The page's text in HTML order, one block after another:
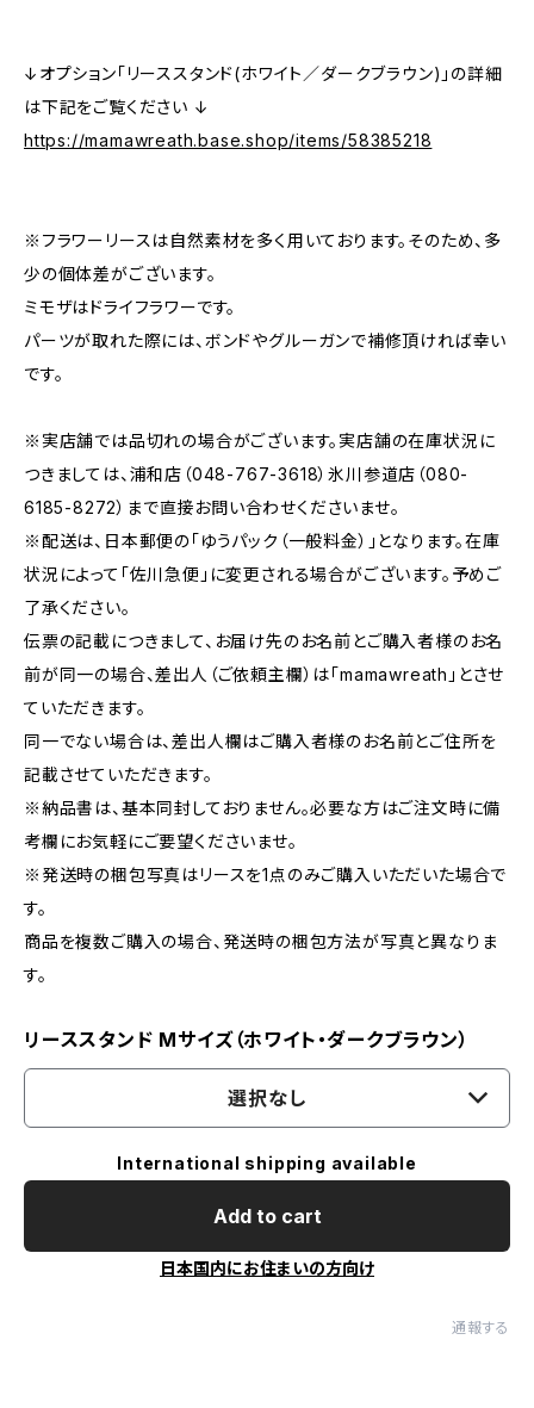
↓オプション「リーススタンド(ホワイト／ダークブラウン)」の詳細
は下記をご覧ください ↓
https://mamawreath.base.shop/items/58385218
※フラワーリースは自然素材を多く用いております。そのため、多
少の個体差がございます。
ミモザはドライフラワーです。
パーツが取れた際には、ボンドやグルーガンで補修頂ければ幸い
です。
※実店舗では品切れの場合がございます。実店舗の在庫状況に
つきましては、浦和店（048-767-3618）氷川参道店（080-
6185-8272）まで直接お問い合わせくださいませ。
※配送は、日本郵便の「ゆうパック（一般料金）」となります。在庫
状況によって「佐川急便」に変更される場合がございます。予めご
了承ください。
伝票の記載につきまして、お届け先のお名前とご購入者様のお名
前が同一の場合、差出人（ご依頼主欄）は「mamawreath」とさせ
ていただきます。
同一でない場合は、差出人欄はご購入者様のお名前とご住所を
記載させていただきます。
※納品書は、基本同封しておりません。必要な方はご注文時に備
考欄にお気軽にご要望くださいませ。
※発送時の梱包写真はリースを1点のみご購入いただいた場合で
す。
商品を複数ご購入の場合、発送時の梱包方法が写真と異なりま
す。
リーススタンド Mサイズ（ホワイト・ダークブラウン）
選択なし
International shipping available
Add to cart
日本国内にお住まいの方向け
通報する